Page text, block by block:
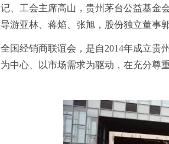
、工会主席高山，贵州茅台公益基
游亚林、蒋焰、张旭，股份独立董事
国经销商联谊会，是自2014年成立
中心、以市场需求为驱动，在充分